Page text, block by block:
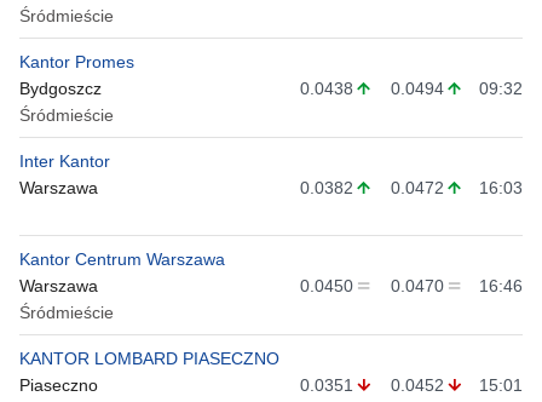
Śródmieście
Kantor Promes
Bydgoszcz
Śródmieście
0.0438 0.0494 09:32
Inter Kantor
Warszawa
0.0382 0.0472 16:03
Kantor Centrum Warszawa
Warszawa
Śródmieście
0.0450 0.0470 16:46
KANTOR LOMBARD PIASECZNO
Piaseczno
0.0351 0.0452 15:01